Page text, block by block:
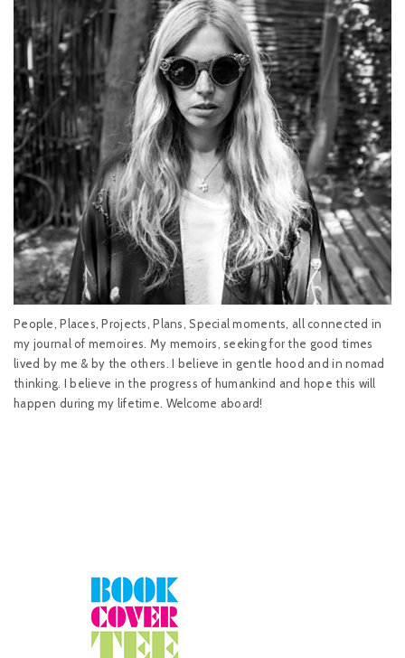
People, Places, Projects, Plans, Special moments, all connected in
my journal of memoires. My memoirs, seeking for the good times
lived by me & by the others. I believe in gentle hood and in nomad
thinking. I believe in the progress of humankind and hope this will
happen during my lifetime. Welcome aboard!